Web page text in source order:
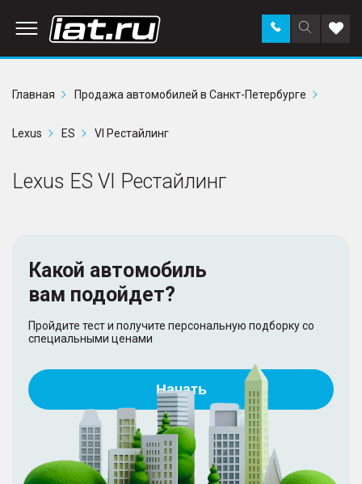
Поиск
по
Заказать
звонок в
Главная
Продажа автомобилей в Санкт-Петербурге
Lexus ES VI Рестайлинг
Lexus ES VI Рестайлинг
Какой автомобиль
вам подойдет?
Пройдите тест и получите персональную подборку со
специальными ценами
Начать